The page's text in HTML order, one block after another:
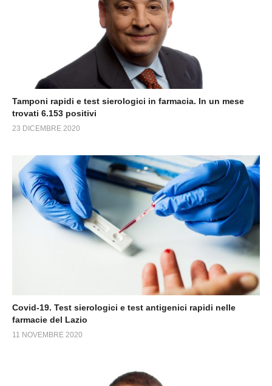
Tamponi rapidi e test sierologici in farmacia. In un mese
trovati 6.153 positivi
23 DICEMBRE 2020
Covid-19. Test sierologici e test antigenici rapidi nelle
farmacie del Lazio
11 NOVEMBRE 2020